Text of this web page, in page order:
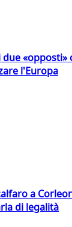
due
l'Europa
a
di legalità